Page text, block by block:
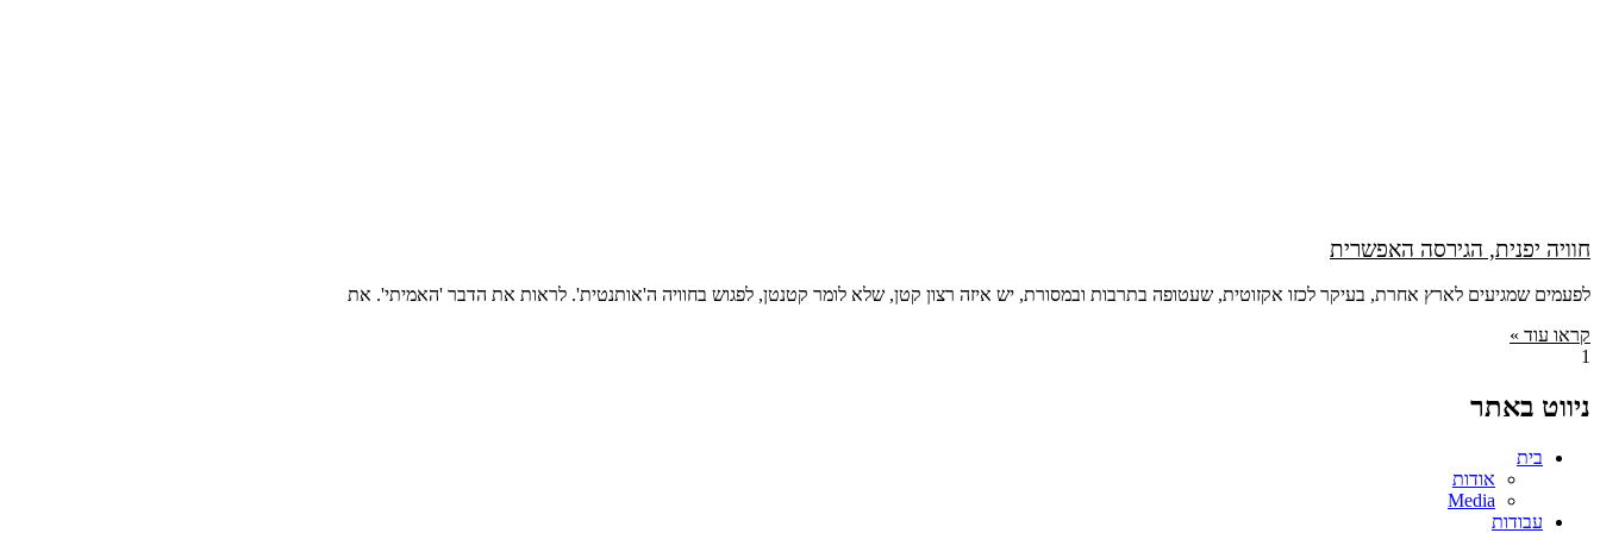
חוויה יפנית, הגירסה האפשרית
לפעמים שמגיעים לארץ אחרת, בעיקר לכזו אקזוטית, שעטופה בתרבות ובמסורת, יש איזה רצון קטן, שלא לומר קטנטן, לפגוש בחוויה ה'אותנטית'. לראות את הדבר 'האמיתי'. את
קראו עוד »
ניווט באתר
בית
אודות
Media
עבודות